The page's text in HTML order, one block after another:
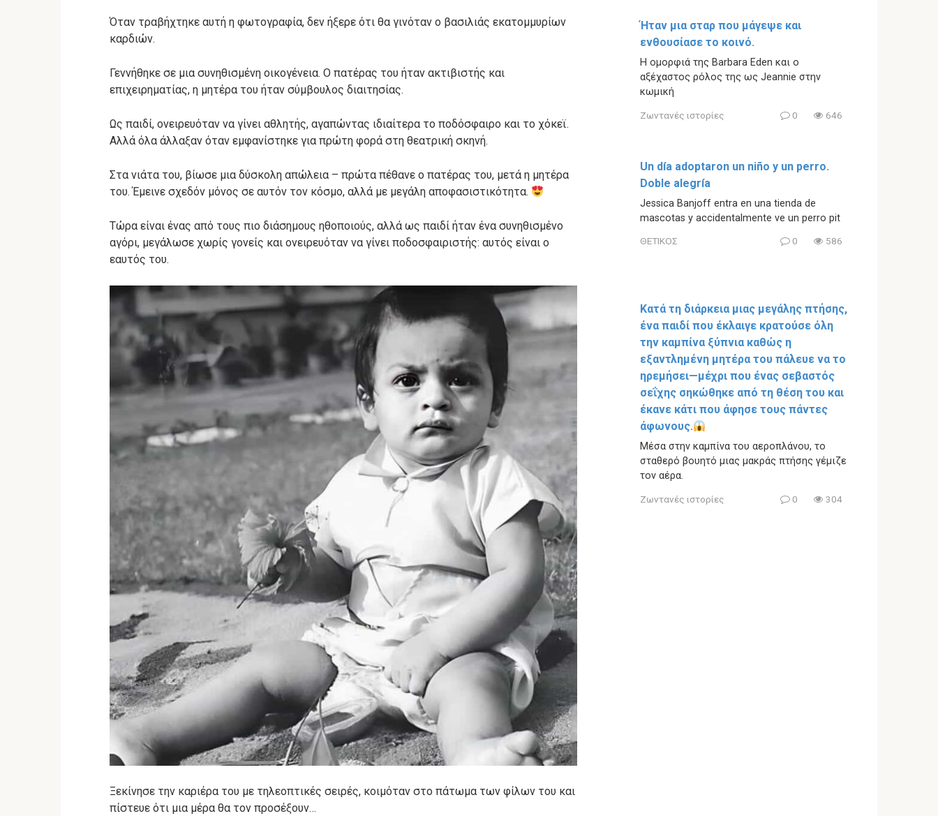
Όταν τραβήχτηκε αυτή η φωτογραφία, δεν ήξερε ότι θα γινόταν ο βασιλιάς εκατομμυρίων
καρδιών.
Γεννήθηκε σε μια συνηθισμένη οικογένεια. Ο πατέρας του ήταν ακτιβιστής και
επιχειρηματίας, η μητέρα του ήταν σύμβουλος διαιτησίας.
Ως παιδί, ονειρευόταν να γίνει αθλητής, αγαπώντας ιδιαίτερα το ποδόσφαιρο και το χόκεϊ.
Αλλά όλα άλλαξαν όταν εμφανίστηκε για πρώτη φορά στη θεατρική σκηνή.
Στα νιάτα του, βίωσε μια δύσκολη απώλεια – πρώτα πέθανε ο πατέρας του, μετά η μητέρα
του. Έμεινε σχεδόν μόνος σε αυτόν τον κόσμο, αλλά με μεγάλη αποφασιστικότητα.
Τώρα είναι ένας από τους πιο διάσημους ηθοποιούς, αλλά ως παιδί ήταν ένα συνηθισμένο
αγόρι, μεγάλωσε χωρίς γονείς και ονειρευόταν να γίνει ποδοσφαιριστής: αυτός είναι ο
εαυτός του.
Ξεκίνησε την καριέρα του με τηλεοπτικές σειρές, κοιμόταν στο πάτωμα των φίλων του και
πίστευε ότι μια μέρα θα τον προσέξουν…
Ήταν μια σταρ που μάγεψε και
ενθουσίασε το κοινό.
Η ομορφιά της Barbara Eden και ο
αξέχαστος ρόλος της ως Jeannie στην
κωμική
Ζωντανές ιστορίες 0 646
Un día adoptaron un niño y un perro.
Doble alegría
Jessica Banjoff entra en una tienda de
mascotas y accidentalmente ve un perro pit
ΘΕΤΙΚΟΣ 0 586
Κατά τη διάρκεια μιας μεγάλης πτήσης,
ένα παιδί που έκλαιγε κρατούσε όλη
την καμπίνα ξύπνια καθώς η
εξαντλημένη μητέρα του πάλευε να το
ηρεμήσει—μέχρι που ένας σεβαστός
σεΐχης σηκώθηκε από τη θέση του και
έκανε κάτι που άφησε τους πάντες
άφωνους.
Μέσα στην καμπίνα του αεροπλάνου, το
σταθερό βουητό μιας μακράς πτήσης γέμιζε
τον αέρα.
Ζωντανές ιστορίες 0 304